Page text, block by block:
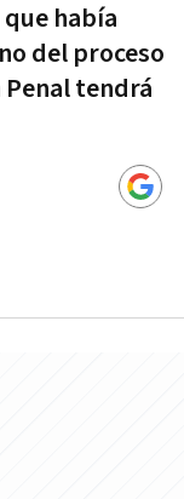
había
del proceso
Penal tendrá